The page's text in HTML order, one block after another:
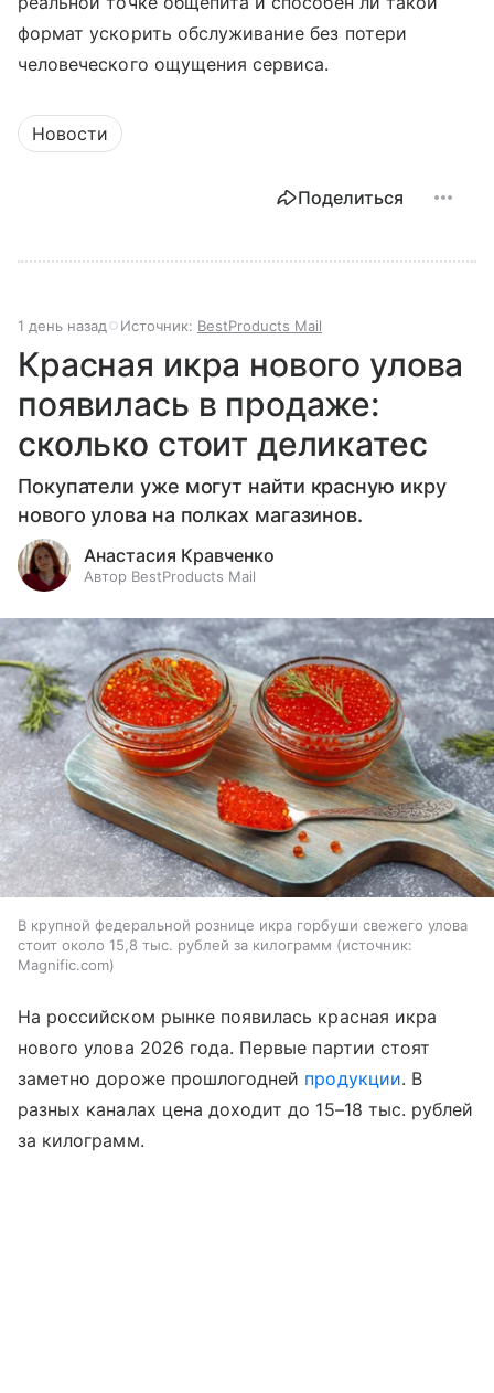
формат ускорить обслуживание без потери
человеческого ощущения сервиса.
Новости
Поделиться
1 день назад Источник: BestProducts Mail
Красная икра нового улова
появилась в продаже:
сколько стоит деликатес
Покупатели уже могут найти красную икру
нового улова на полках магазинов.
Анастасия Кравченко
Автор BestProducts Mail
В крупной федеральной рознице икра горбуши свежего улова
стоит около 15,8 тыс. рублей за килограмм
источник:
Magnific.com
На российском рынке появилась красная икра
нового улова 2026 года. Первые партии стоят
заметно дороже прошлогодней продукции. В
разных каналах цена доходит до 15–18 тыс. рублей
за килограмм.